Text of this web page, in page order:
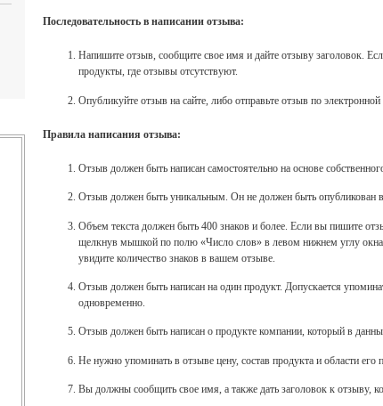
Последовательность в написании отзыва:
Напишите отзыв, сообщите свое имя и дайте отзыву заголовок.
продукты, где отзывы отсутствуют.
Опубликуйте отзыв на сайте, либо отправьте отзыв по электронной
Правила написания отзыва:
Отзыв должен быть написан самостоятельно на основе
Отзыв должен быть уникальным. Он не должен быть опубликован
Объем текста должен быть 400 знаков и более. Если вы пишите
щелкнув мышкой по полю «Число слов» в левом нижнем углу окна
увидите количество знаков в вашем отзыве.
Отзыв должен быть написан на один продукт. Допускается
одновременно.
Отзыв должен быть написан о продукте компании, который в
Не нужно упоминать в отзыве цену, состав продукта и области его
Вы должны сообщить свое имя, а также дать заголовок к отзыву,